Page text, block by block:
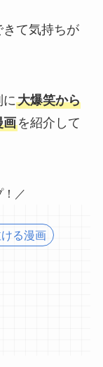
て気持ちが
に大爆笑から
画を紹介して
！／
る漫画